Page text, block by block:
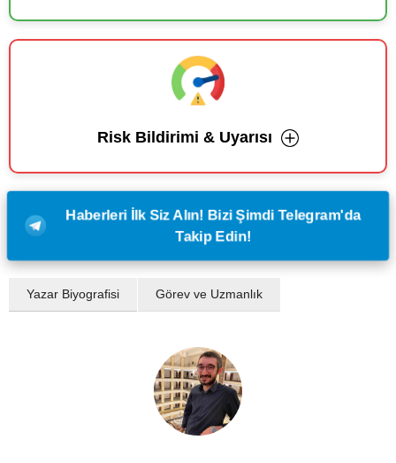
Risk Bildirimi & Uyarısı
Haberleri İlk Siz Alın! Bizi Şimdi Telegram'da
Takip Edin!
Yazar Biyografisi Görev ve Uzmanlık